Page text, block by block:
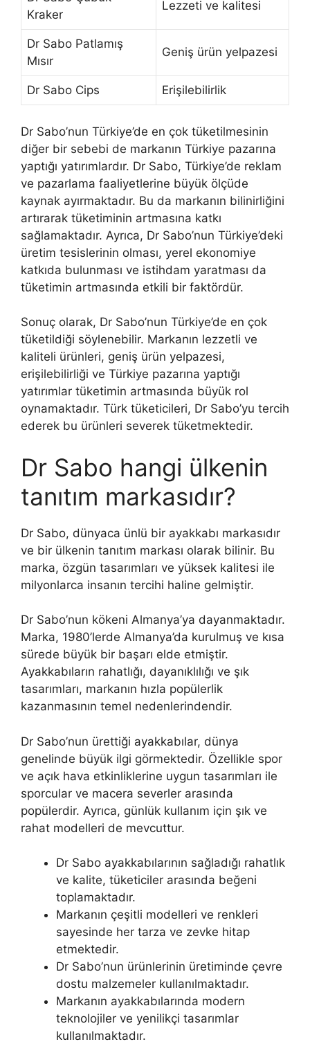
Kraker
Lezzeti ve kalitesi
Dr Sabo Patlamış
Mısır
Geniş ürün yelpazesi
Dr Sabo Cips Erişilebilirlik
Dr Sabo’nun Türkiye’de en çok tüketilmesinin
diğer bir sebebi de markanın Türkiye pazarına
yaptığı yatırımlardır. Dr Sabo, Türkiye’de reklam
ve pazarlama faaliyetlerine büyük ölçüde
kaynak ayırmaktadır. Bu da markanın bilinirliğini
artırarak tüketiminin artmasına katkı
sağlamaktadır. Ayrıca, Dr Sabo’nun Türkiye’deki
üretim tesislerinin olması, yerel ekonomiye
katkıda bulunması ve istihdam yaratması da
tüketimin artmasında etkili bir faktördür.
Sonuç olarak, Dr Sabo’nun Türkiye’de en çok
tüketildiği söylenebilir. Markanın lezzetli ve
kaliteli ürünleri, geniş ürün yelpazesi,
erişilebilirliği ve Türkiye pazarına yaptığı
yatırımlar tüketimin artmasında büyük rol
oynamaktadır. Türk tüketicileri, Dr Sabo’yu tercih
ederek bu ürünleri severek tüketmektedir.
Dr Sabo hangi ülkenin
tanıtım markasıdır?
Dr Sabo, dünyaca ünlü bir ayakkabı markasıdır
ve bir ülkenin tanıtım markası olarak bilinir. Bu
marka, özgün tasarımları ve yüksek kalitesi ile
milyonlarca insanın tercihi haline gelmiştir.
Dr Sabo’nun kökeni Almanya’ya dayanmaktadır.
Marka, 1980’lerde Almanya’da kurulmuş ve kısa
sürede büyük bir başarı elde etmiştir.
Ayakkabıların rahatlığı, dayanıklılığı ve şık
tasarımları, markanın hızla popülerlik
kazanmasının temel nedenlerindendir.
Dr Sabo’nun ürettiği ayakkabılar, dünya
genelinde büyük ilgi görmektedir. Özellikle spor
ve açık hava etkinliklerine uygun tasarımları ile
sporcular ve macera severler arasında
popülerdir. Ayrıca, günlük kullanım için şık ve
rahat modelleri de mevcuttur.
Dr Sabo ayakkabılarının sağladığı rahatlık
ve kalite, tüketiciler arasında beğeni
toplamaktadır.
Markanın çeşitli modelleri ve renkleri
sayesinde her tarza ve zevke hitap
etmektedir.
Dr Sabo’nun ürünlerinin üretiminde çevre
dostu malzemeler kullanılmaktadır.
Markanın ayakkabılarında modern
teknolojiler ve yenilikçi tasarımlar
kullanılmaktadır.